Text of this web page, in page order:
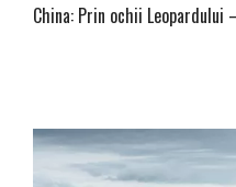
China: Prin ochii Leopardului